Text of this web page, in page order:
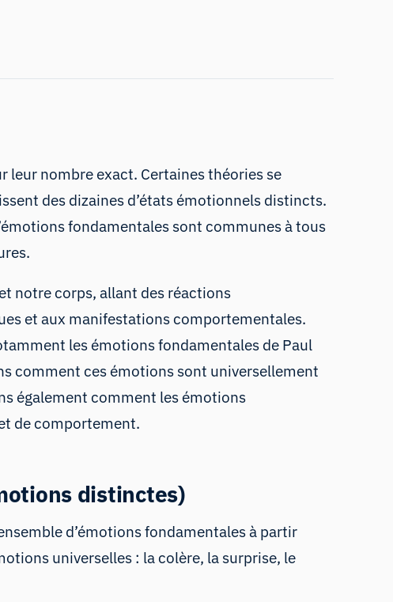
leur nombre exact. Certaines théories se
des dizaines d’états émotionnels distincts.
fondamentales sont communes à tous
notre corps, allant des réactions
et aux manifestations comportementales.
les émotions fondamentales de Paul
comment ces émotions sont universellement
également comment les émotions
de comportement.
distinctes)
d’émotions fondamentales à partir
universelles : la colère, la surprise, le